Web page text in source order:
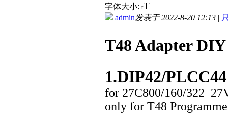
字体大小: tT
admin发表于 2022-8-20 12:13 |
T48 Adapter
1.DIP42/PLCC44
for 27C800/160/322
only for T48